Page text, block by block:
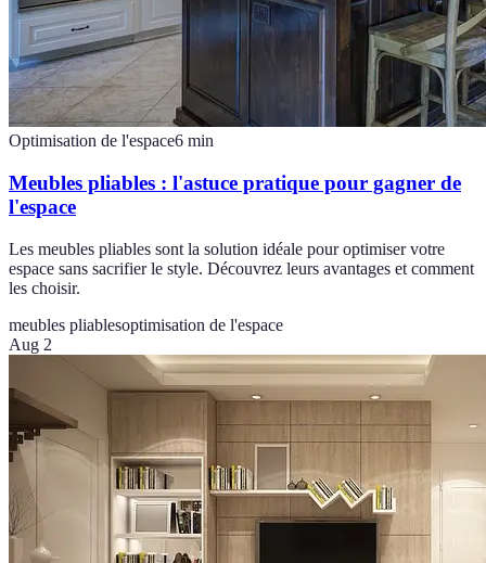
Optimisation de l'espace6 min
Meubles pliables : l'astuce pratique pour gagner de
l'espace
Les meubles pliables sont la solution idéale pour optimiser votre
espace sans sacrifier le style. Découvrez leurs avantages et comment
les choisir.
meubles pliablesoptimisation de l'espace
Aug 2